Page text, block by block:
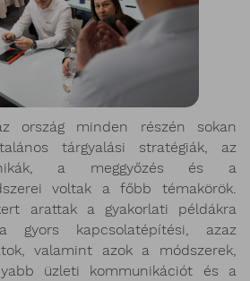
ország minden részén sokan
tárgyalási stratégiák, az
a meggyőzés és a
voltak a főbb témakörök.
arattak a gyakorlati példákra
gyors kapcsolatépítési, azaz
valamint azok a módszerek,
üzleti kommunikációt és a